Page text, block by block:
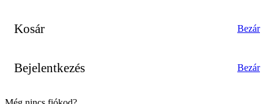
Kosár Bezár
Bejelentkezés Bezár